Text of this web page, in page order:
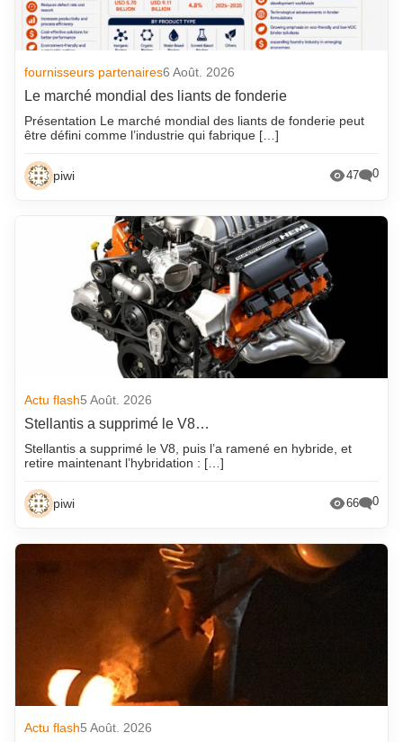
fournisseurs partenaires6 Août. 2026
Le marché mondial des liants de fonderie
Présentation Le marché mondial des liants de fonderie peut
être défini comme l’industrie qui fabrique […]
piwi 47 0
Actu flash5 Août. 2026
Stellantis a supprimé le V8…
Stellantis a supprimé le V8, puis l’a ramené en hybride, et
retire maintenant l’hybridation : […]
piwi 66 0
Actu flash5 Août. 2026